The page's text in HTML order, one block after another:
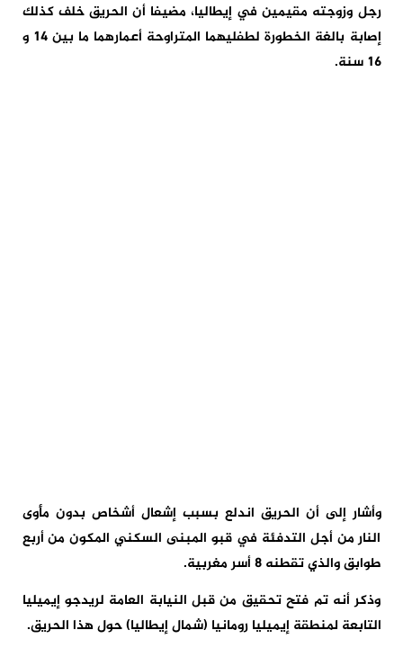
رجل وزوجته مقيمين في إيطاليا، مضيفا أن الحريق خلف كذلك
إصابة بالغة الخطورة لطفليهما المتراوحة أعمارهما ما بين 14 و
16 سنة.
وأشار إلى أن الحريق اندلع بسبب إشعال أشخاص بدون مأوى
النار من أجل التدفئة في قبو المبنى السكني المكون من أربع
طوابق والذي تقطنه 8 أسر مغربية.
وذكر أنه تم فتح تحقيق من قبل النيابة العامة لريدجو إيميليا
التابعة لمنطقة إيميليا رومانيا (شمال إيطاليا) حول هذا الحريق.